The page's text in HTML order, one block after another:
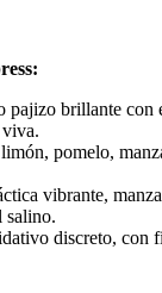
pajizo brillante con
pomelo,
vibrante,
salino.
discreto, con